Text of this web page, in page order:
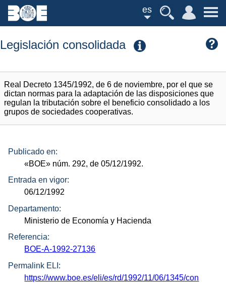
es
Legislación consolidada
Real Decreto 1345/1992, de 6 de noviembre, por el que se
dictan normas para la adaptación de las disposiciones que
regulan la tributación sobre el beneficio consolidado a los
grupos de sociedades cooperativas.
Publicado en:
«BOE» núm. 292, de 05/12/1992.
Entrada en vigor:
06/12/1992
Departamento:
Ministerio de Economía y Hacienda
Referencia:
BOE-A-1992-27136
Permalink ELI:
https://www.boe.es/eli/es/rd/1992/11/06/1345/con